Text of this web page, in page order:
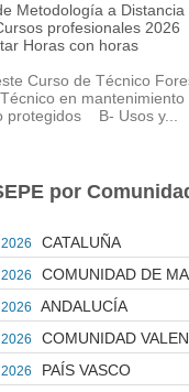
Metodología a Distancia
profesionales 2026
Horas con horas
Curso de Técnico
en mantenimiento
protegidos B- Usos y...
por
CATALUÑA
COMUNIDAD DE
ANDALUCÍA
COMUNIDAD
PAÍS VASCO